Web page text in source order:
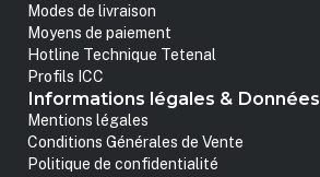
Modes de livraison
Moyens de paiement
Hotline Technique Tetenal
Profils ICC
Informations légales & Données
Mentions légales
Conditions Générales de Vente
Politique de confidentialité